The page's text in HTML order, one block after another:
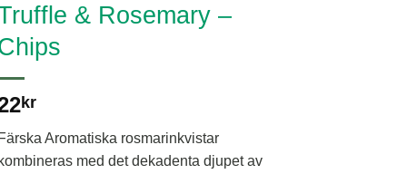
& Rosemary –
kr
Aromatiska rosmarinkvistar
med det dekadenta djupet av